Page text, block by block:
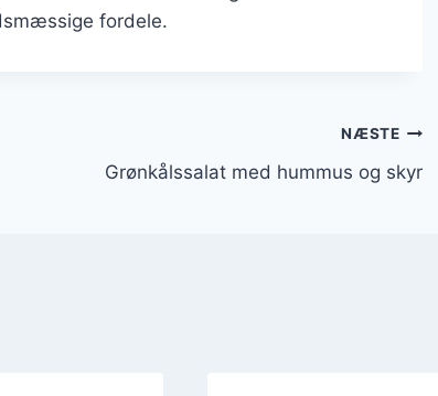
fordele.
NÆSTE
Grønkålssalat med hummus og skyr